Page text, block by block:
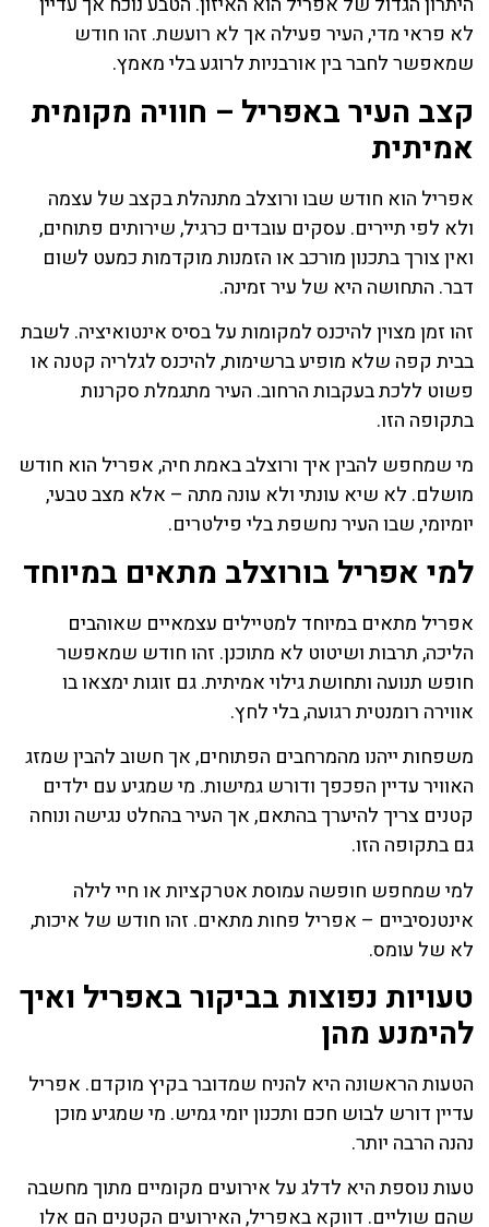
לא פראי מדי, העיר פעילה אך לא רועשת. זהו חודש
שמאפשר לחבר בין אורבניות לרוגע בלי מאמץ.
קצב העיר באפריל – חוויה מקומית
אמיתית
אפריל הוא חודש שבו ורוצלב מתנהלת בקצב של עצמה
ולא לפי תיירים. עסקים עובדים כרגיל, שירותים פתוחים,
ואין צורך בתכנון מורכב או הזמנות מוקדמות כמעט לשום
דבר. התחושה היא של עיר זמינה.
זהו זמן מצוין להיכנס למקומות על בסיס אינטואיציה. לשבת
בבית קפה שלא מופיע ברשימות, להיכנס לגלריה קטנה או
פשוט ללכת בעקבות הרחוב. העיר מתגמלת סקרנות
בתקופה הזו.
מי שמחפש להבין איך ורוצלב באמת חיה, אפריל הוא חודש
מושלם. לא שיא עונתי ולא עונה מתה – אלא מצב טבעי,
יומיומי, שבו העיר נחשפת בלי פילטרים.
למי אפריל בורוצלב מתאים במיוחד
אפריל מתאים במיוחד למטיילים עצמאיים שאוהבים
הליכה, תרבות ושיטוט לא מתוכנן. זהו חודש שמאפשר
חופש תנועה ותחושת גילוי אמיתית. גם זוגות ימצאו בו
אווירה רומנטית רגועה, בלי לחץ.
משפחות ייהנו מהמרחבים הפתוחים, אך חשוב להבין שמזג
האוויר עדיין הפכפך ודורש גמישות. מי שמגיע עם ילדים
קטנים צריך להיערך בהתאם, אך העיר בהחלט נגישה ונוחה
גם בתקופה הזו.
למי שמחפש חופשה עמוסת אטרקציות או חיי לילה
אינטנסיביים – אפריל פחות מתאים. זהו חודש של איכות,
לא של עומס.
טעויות נפוצות בביקור באפריל ואיך
להימנע מהן
הטעות הראשונה היא להניח שמדובר בקיץ מוקדם. אפריל
עדיין דורש לבוש חכם ותכנון יומי גמיש. מי שמגיע מוכן
נהנה הרבה יותר.
טעות נוספת היא לדלג על אירועים מקומיים מתוך מחשבה
שהם שוליים. דווקא באפריל, האירועים הקטנים הם אלו